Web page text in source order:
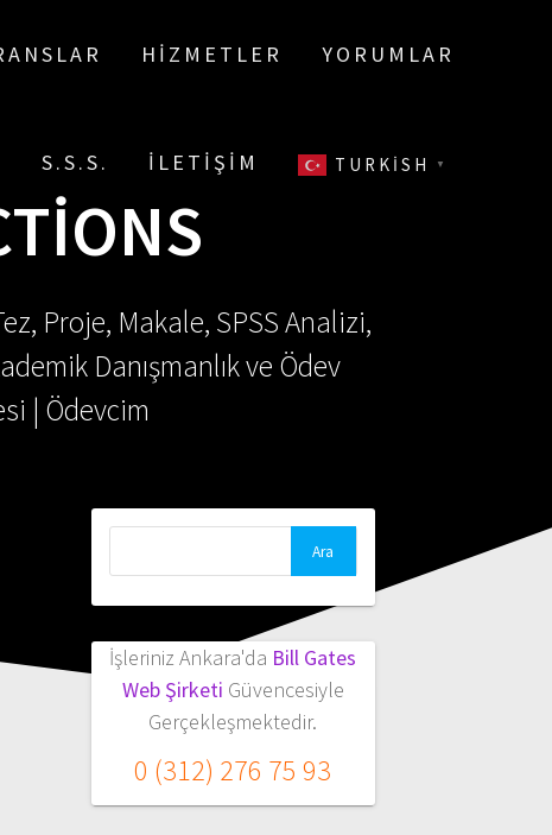
HIZMETLER YORUMLAR
S.S.S. İLETIŞIM TURKISH ▼
Proje, Makale, SPSS Analizi,
Danışmanlık ve Ödev
| Ödevcim
İşleriniz Ankara'da Bill Gates
Web Şirketi Güvencesiyle
Gerçekleşmektedir.
0 (312) 276 75 93